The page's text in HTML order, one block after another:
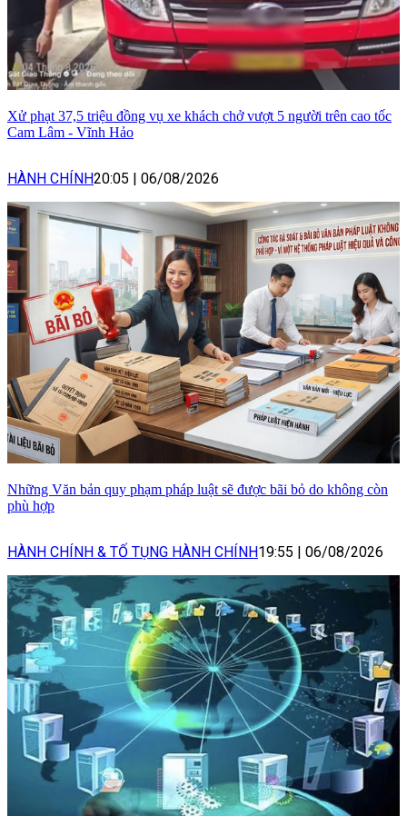
Xử phạt 37,5 triệu đồng vụ xe khách chở vượt 5 người trên cao tốc
Cam Lâm - Vĩnh Hảo
HÀNH CHÍNH20:05 06/08/2026
Những Văn bản quy phạm pháp luật sẽ được bãi bỏ do không còn
phù hợp
HÀNH CHÍNH & TỐ TỤNG HÀNH CHÍNH19:55 06/08/2026